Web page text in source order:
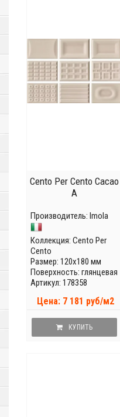
Cento Per Cento Cacao
A
Производитель: Imola
Коллекция: Cento Per
Cento
Размер: 120x180 мм
Поверхность: глянцевая
Артикул: 178358
Цена: 7 181 руб/м2
КУПИТЬ